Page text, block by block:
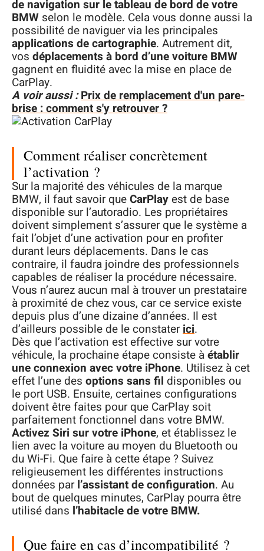
de navigation sur le tableau de bord de votre
BMW selon le modèle. Cela vous donne aussi la
possibilité de naviguer via les principales
applications de cartographie. Autrement dit,
vos déplacements à bord d’une voiture BMW
gagnent en fluidité avec la mise en place de
CarPlay.
A voir aussi : Prix de remplacement d'un pare-
brise : comment s'y retrouver ?
Comment réaliser concrètement
l’activation ?
Sur la majorité des véhicules de la marque
BMW, il faut savoir queCarPlayest de base
disponible sur l’autoradio. Les propriétaires
doivent simplement s’assurer que le système a
fait l’objet d’une activation pour en profiter
durant leurs déplacements. Dans le cas
contraire, il faudra joindre des professionnels
capables de réaliser la procédure nécessaire.
Vous n’aurez aucun mal à trouver un prestataire
à proximité de chez vous, car ce service existe
depuis plus d’une dizaine d’années. Il est
d’ailleurs possible de le constaterici.
Dès que l’activation est effective sur votre
véhicule, la prochaine étape consiste àétablir
une connexion avec votre iPhone. Utilisez à cet
effet l’une des options sans fil disponibles ou
le port USB. Ensuite, certaines configurations
doivent être faites pour que CarPlay soit
parfaitement fonctionnel dans votre BMW.
Activez Siri sur votre iPhone, et établissez le
lien avec la voiture au moyen du Bluetooth ou
du Wi-Fi. Que faire à cette étape ? Suivez
religieusement les différentes instructions
données parl’assistant de configuration. Au
bout de quelques minutes, CarPlay pourra être
utilisé dans l’habitacle de votre BMW.
Que faire en cas d’incompatibilité ?